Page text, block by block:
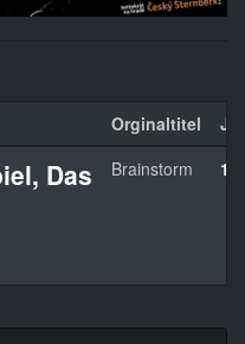
Orginaltitel
Das Brainstorm